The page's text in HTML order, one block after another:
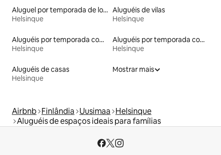
Aluguel por temporada de lofts
Helsinque
Aluguéis de vilas
Helsinque
Aluguéis por temporada com sauna
Helsinque
Aluguéis por temporada com banheira de hidromassagem
Helsinque
Aluguéis de casas
Helsinque
Mostrar mais
Airbnb Finlândia Uusimaa Helsinque
Aluguéis de espaços ideais para famílias